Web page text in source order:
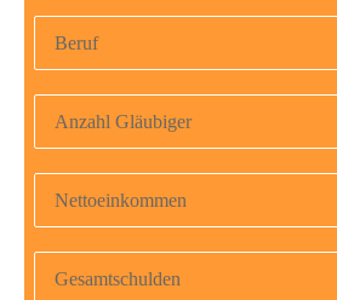
Beruf
Anzahl Gläubiger
Nettoeinkommen
Gesamtschulden